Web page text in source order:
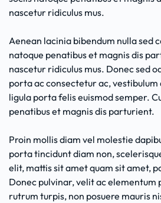
nascetur ridiculus mus.
Aenean lacinia bibendum nulla sed
natoque penatibus et magnis dis
nascetur ridiculus mus. Donec sed
porta ac consectetur ac, vestibulum
ligula porta felis euismod semper.
penatibus et magnis dis parturient.
Proin mollis diam vel molestie
porta tincidunt diam non,
elit, mattis sit amet quam sit amet,
Donec pulvinar, velit ac elementum
rutrum turpis, non posuere mauris